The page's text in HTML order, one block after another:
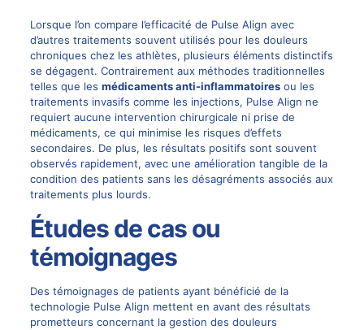
Lorsque l’on compare l’efficacité de Pulse Align avec
d’autres traitements souvent utilisés pour les douleurs
chroniques chez les athlètes, plusieurs éléments distinctifs
se dégagent. Contrairement aux méthodes traditionnelles
telles que les médicaments anti-inflammatoiresou les
traitements invasifs comme les injections, Pulse Align ne
requiert aucune intervention chirurgicale ni prise de
médicaments, ce qui minimise les risques d’effets
secondaires. De plus, les résultats positifs sont souvent
observés rapidement, avec une amélioration tangible de la
condition des patients sans les désagréments associés aux
traitements plus lourds.
Études de cas ou
témoignages
Des témoignages de patients ayant bénéficié de la
technologie Pulse Align mettent en avant des résultats
prometteurs concernant la gestion des douleurs